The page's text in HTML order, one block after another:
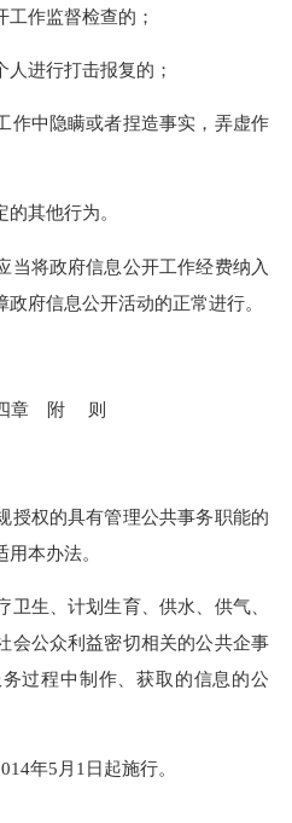
作监督检查的；
进行打击报复的；
中隐瞒或者捏造事实，弄虚作
其他行为。
政府信息公开工作经费纳入
府信息公开活动的正常进行。
附 则
权的具有管理公共事务职能的
本办法。
、计划生育、供水、供气、
会公众利益密切相关的公共企事
过程中制作、获取的信息的公
年5月1日起施行。